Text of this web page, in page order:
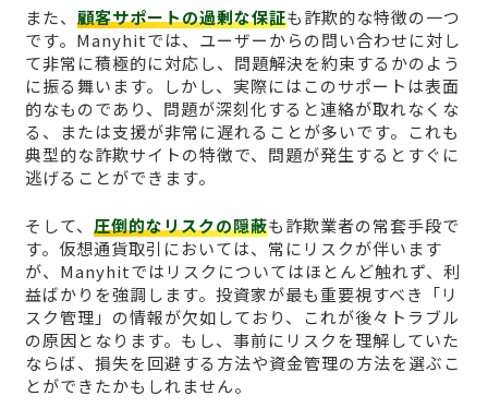
また、 顧客サポートの過剰な保証も詐欺的な特徴の一つ
です。Manyhitでは、ユーザーからの問い合わせに対し
て非常に積極的に対応し、問題解決を約束するかのよう
に振る舞います。しかし、実際にはこのサポートは表面
的なものであり、問題が深刻化すると連絡が取れなくな
る、または支援が非常に遅れることが多いです。これも
典型的な詐欺サイトの特徴で、問題が発生するとすぐに
逃げることができます。
そして、 圧倒的なリスクの隠蔽も詐欺業者の常套手段で
す。仮想通貨取引においては、常にリスクが伴います
が、Manyhitではリスクについてはほとんど触れず、利
益ばかりを強調します。投資家が最も重要視すべき「リ
スク管理」の情報が欠如しており、これが後々トラブル
の原因となります。もし、事前にリスクを理解していた
ならば、損失を回避する方法や資金管理の方法を選ぶこ
とができたかもしれません。